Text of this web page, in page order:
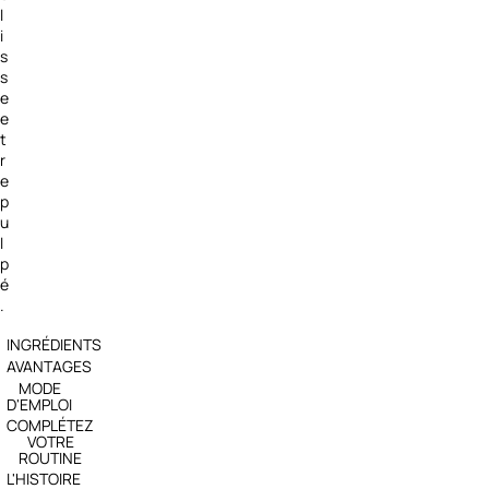
l
i
s
s
e
e
t
r
e
p
u
l
p
é
.
INGRÉDIENTS
AVANTAGES
MODE
D'EMPLOI
COMPLÉTEZ
VOTRE
ROUTINE
L'HISTOIRE